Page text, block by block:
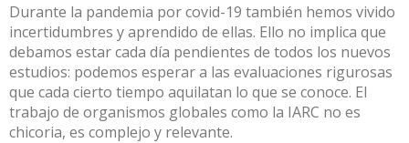
Durante la pandemia por covid-19 también hemos vivido
incertidumbres y aprendido de ellas. Ello no implica que
debamos estar cada día pendientes de todos los nuevos
estudios: podemos esperar a las evaluaciones rigurosas
que cada cierto tiempo aquilatan lo que se conoce. El
trabajo de organismos globales como la IARC no es
chicoria, es complejo y relevante.